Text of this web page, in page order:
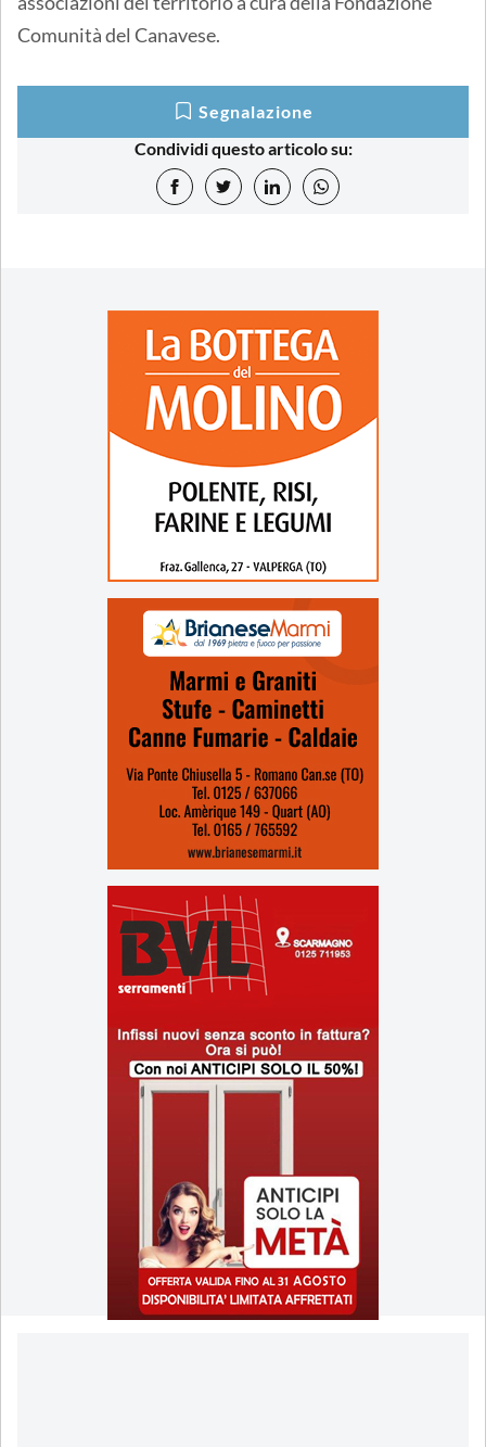
Comunità del Canavese.
Segnalazione
Condividi questo articolo su: